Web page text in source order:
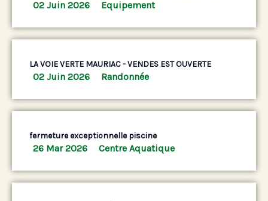
02 Juin 2026 Equipement
LA VOIE VERTE MAURIAC - VENDES EST OUVERTE
02 Juin 2026 Randonnée
fermeture exceptionnelle piscine
26 Mar 2026 Centre Aquatique